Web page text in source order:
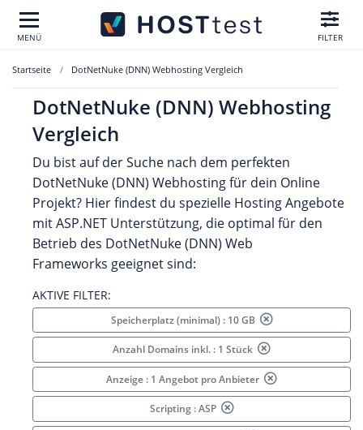
MENÜ FILTER
Startseite DotNetNuke (DNN) Webhosting Vergleich
DotNetNuke (DNN) Webhosting
Vergleich
Du bist auf der Suche nach dem perfekten
DotNetNuke (DNN) Webhosting für dein Online
Projekt? Hier findest du spezielle Hosting Angebote
mit ASP.NET Unterstützung, die optimal für den
Betrieb des DotNetNuke (DNN) Web
Frameworks geeignet sind:
AKTIVE FILTER:
Speicherplatz (minimal) : 10 GB
Anzahl Domains inkl. : 1 Stück
Anzeige : 1 Angebot pro Anbieter
Scripting : ASP